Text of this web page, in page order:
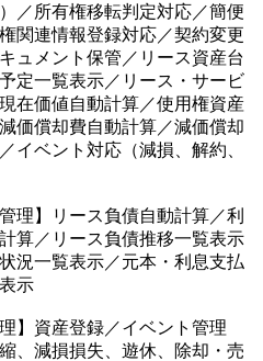
／所有権移転判定対応／簡便
関連情報登録対応／契約変更
ュメント保管／リース資産台
定一覧表示／リース・サービ
在価値自動計算／使用権資産
価償却費自動計算／減価償却
イベント対応（減損、解約、
理】リース負債自動計算／利
算／リース負債推移一覧表示
況一覧表示／元本・利息支払
示
】資産登録／イベント管理
、減損損失、遊休、除却・売